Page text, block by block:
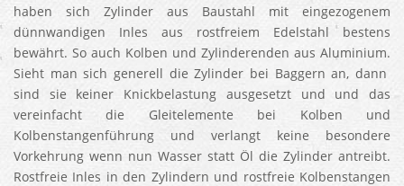
haben sich Zylinder aus Baustahl mit eingezogenem
dünnwandigen Inles aus rostfreiem Edelstahl bestens
bewährt. So auch Kolben und Zylinderenden aus Aluminium.
Sieht man sich generell die Zylinder bei Baggern an, dann
sind sie keiner Knickbelastung ausgesetzt und und das
vereinfacht die Gleitelemente bei Kolben und
Kolbenstangenführung und verlangt keine besondere
Vorkehrung wenn nun Wasser statt Öl die Zylinder antreibt.
Rostfreie Inles in den Zylindern und rostfreie Kolbenstangen